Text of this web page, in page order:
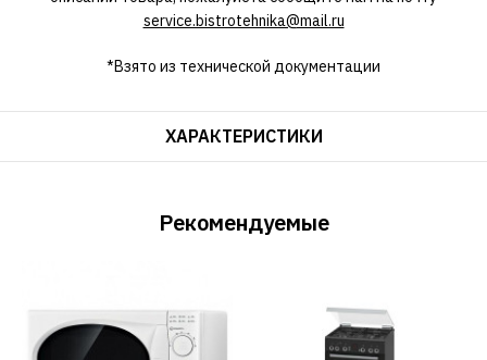
service.bistrotehnika@mail.ru
*Взято из технической документации
ХАРАКТЕРИСТИКИ
Рекомендуемые